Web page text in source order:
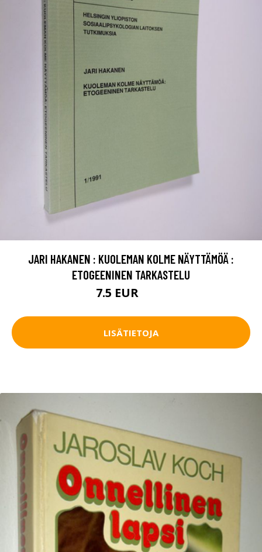
JARI HAKANEN : KUOLEMAN KOLME NÄYTTÄMÖÄ :
ETOGEENINEN TARKASTELU
7.5 EUR
LISÄTIETOJA